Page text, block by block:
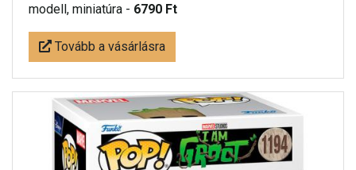
modell, miniatúra - 6790 Ft
Tovább a vásárlásra